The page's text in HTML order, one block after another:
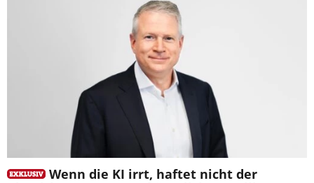
Wenn die KI irrt, haftet nicht der